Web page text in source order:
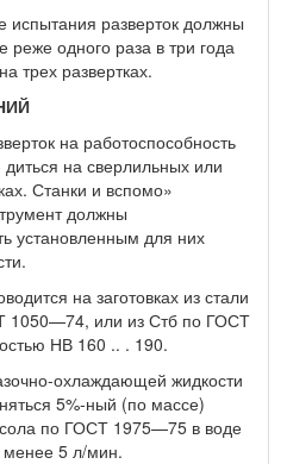
испытания разверток должны
реже одного раза в три года
трех развертках.
на работоспособность
на сверлильных или
Станки и вспомо»
должны
установленным для них
на заготовках из стали
1050—74, или из Стб по ГОСТ
НВ 160 .. . 190.
охлаждающей жидкости
5%-ный (по массе)
по ГОСТ 1975—75 в воде
5 л/мин.